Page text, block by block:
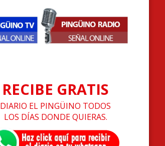
RECIBE GRATIS
DIARIO EL PINGÜINO TODOS
LOS DÍAS DONDE QUIERAS.